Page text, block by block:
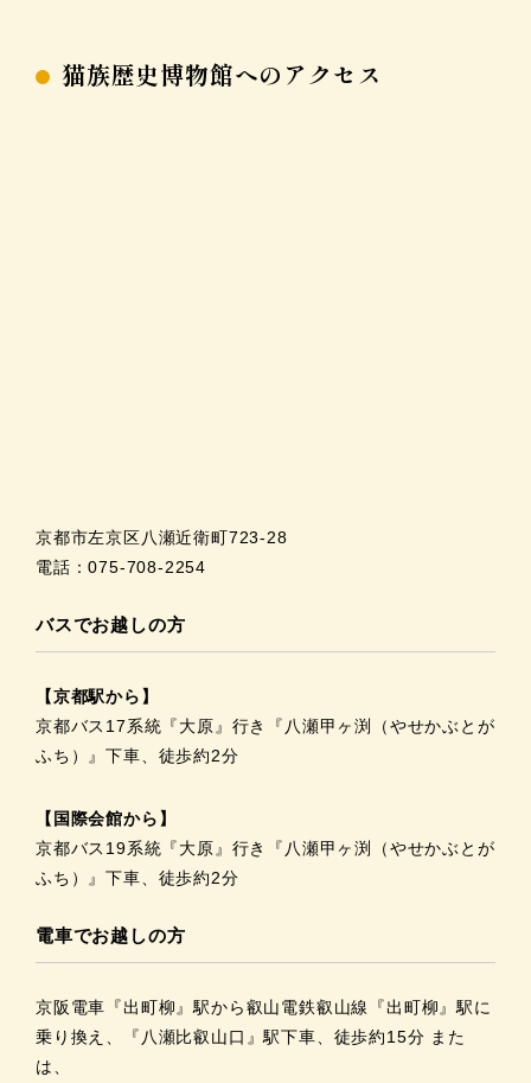
猫族歴史博物館へのアクセス
京都市左京区八瀬近衛町723-28
電話：075-708-2254
バスでお越しの方
【京都駅から】
京都バス17系統『大原』行き『八瀬甲ヶ渕（やせかぶとが
ふち）』下車、徒歩約2分
【国際会館から】
京都バス19系統『大原』行き『八瀬甲ヶ渕（やせかぶとが
ふち）』下車、徒歩約2分
電車でお越しの方
京阪電車『出町柳』駅から叡山電鉄叡山線『出町柳』駅に
乗り換え、『八瀬比叡山口』駅下車、徒歩約15分 また
は、